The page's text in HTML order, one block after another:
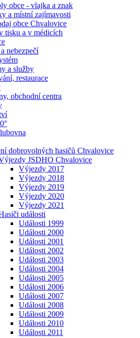
obce - vlajka a znak
a místní zajímavosti
obce Chvalovice
tisku a v médicích
nebezpečí
a služby
restaurace
obchodní centra
dobrovolných hasičů Chvalovice
JSDHO Chvalovice
Výjezdy 2017
Výjezdy 2018
Výjezdy 2019
Výjezdy 2020
Výjezdy 2021
události
Události 1999
Události 2000
Události 2001
Události 2002
Události 2003
Události 2004
Události 2005
Události 2006
Události 2007
Události 2008
Události 2009
Události 2010
Události 2011